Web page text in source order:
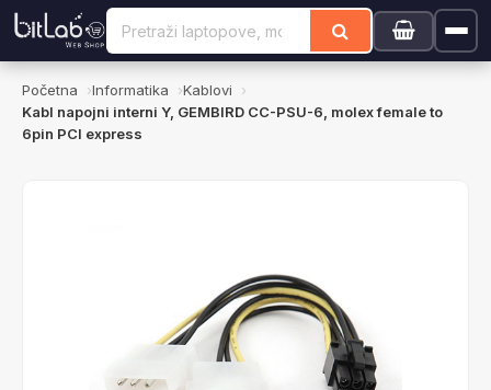
Početna Informatika
Kablovi
Kabl napojni interni Y, GEMBIRD CC-PSU-6, molex female to
6pin PCI express